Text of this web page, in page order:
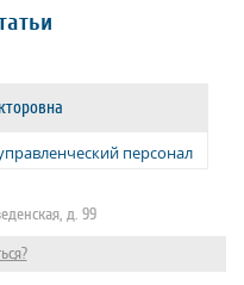
персонал
д. 99